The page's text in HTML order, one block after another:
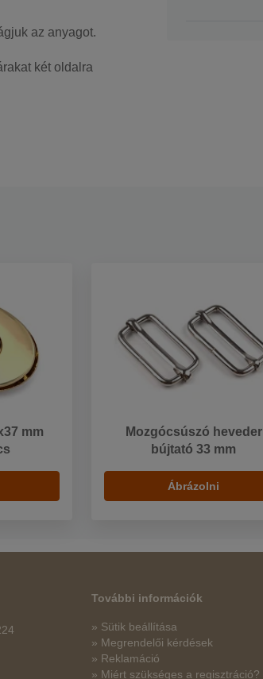
az anyagot.
két oldalra
mm
Mozgócsúszó heveder
bújtató 33 mm
Ábrázolni
További információk
» Sütik beállítása
» Megrendelői kérdések
» Reklamáció
» Miért szükséges a regisztráció?